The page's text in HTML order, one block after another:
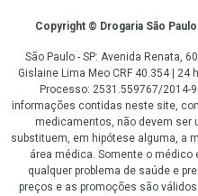
CopyrightCopyright © Drogaria São
São Paulo - SP: Avenida Renata,
Gislaine Lima Meo CRF 40.354 |
Processo: 2531.559767/2014-
informações contidas neste site,
medicamentos, não devem ser
substituem, em hipótese alguma, a
área médica. Somente o
qualquer problema de saúde e
preços e as promoções são